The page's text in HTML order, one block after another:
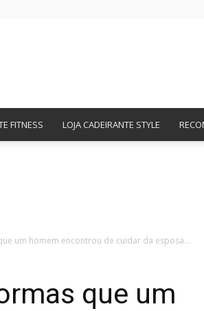
Amigos
FITNESS LOJA CADEIRANTE STYLE
um homem encontrou de cuidar da esposa...
que um